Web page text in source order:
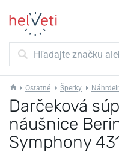
Ostatné Šperky
Darčeková
náušnice
Symphony